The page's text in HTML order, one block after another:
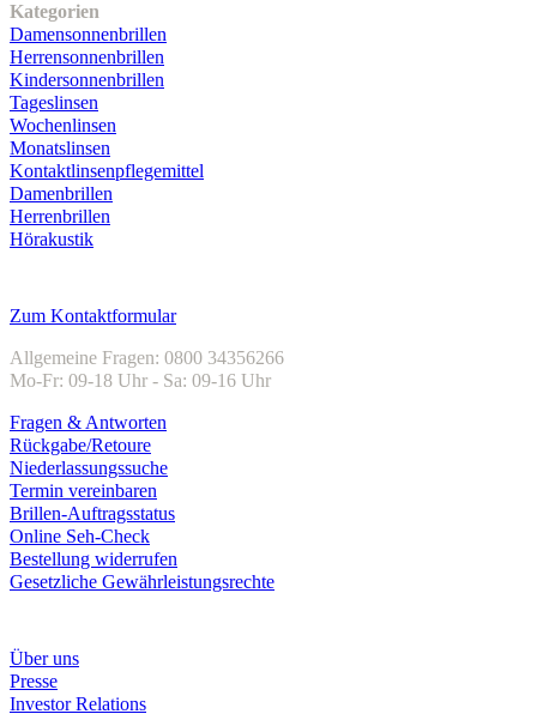
Kategorien
Damensonnenbrillen
Herrensonnenbrillen
Kindersonnenbrillen
Tageslinsen
Wochenlinsen
Monatslinsen
Kontaktlinsenpflegemittel
Damenbrillen
Herrenbrillen
Hörakustik
Zum Kontaktformular
Allgemeine Fragen: 0800 34356266
Mo-Fr: 09-18 Uhr - Sa: 09-16 Uhr
Fragen & Antworten
Rückgabe/Retoure
Niederlassungssuche
Termin vereinbaren
Brillen-Auftragsstatus
Online Seh-Check
Bestellung widerrufen
Gesetzliche Gewährleistungsrechte
Über uns
Presse
Investor Relations